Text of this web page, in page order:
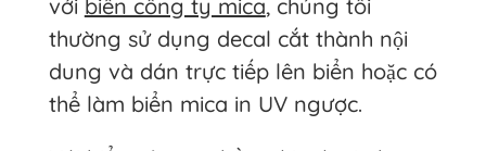
với biển công ty mica, chúng tôi
thường sử dụng decal cắt thành nội
dung và dán trực tiếp lên biển hoặc có
thể làm biển mica in UV ngược.